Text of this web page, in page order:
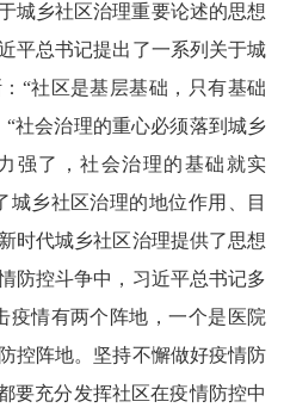
城乡社区治理重要论述的思想
平总书记提出了一系列关于城
“社区是基层基础，只有基础
社会治理的重心必须落到城乡
强了，社会治理的基础就实
城乡社区治理的地位作用、目
时代城乡社区治理提供了思想
防控斗争中，习近平总书记多
疫情有两个阵地，一个是医院
控阵地。坚持不懈做好疫情防
要充分发挥社区在疫情防控中